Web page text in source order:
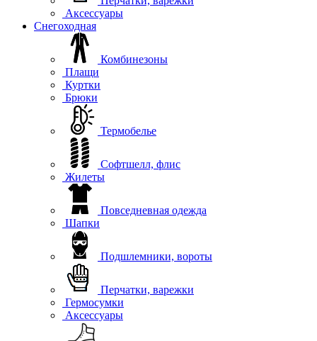
Аксессуары
Снегоходная
Комбинезоны
Плащи
Куртки
Брюки
Термобелье
Софтшелл, флис
Жилеты
Повседневная одежда
Шапки
Подшлемники, вороты
Перчатки, варежки
Гермосумки
Аксессуары